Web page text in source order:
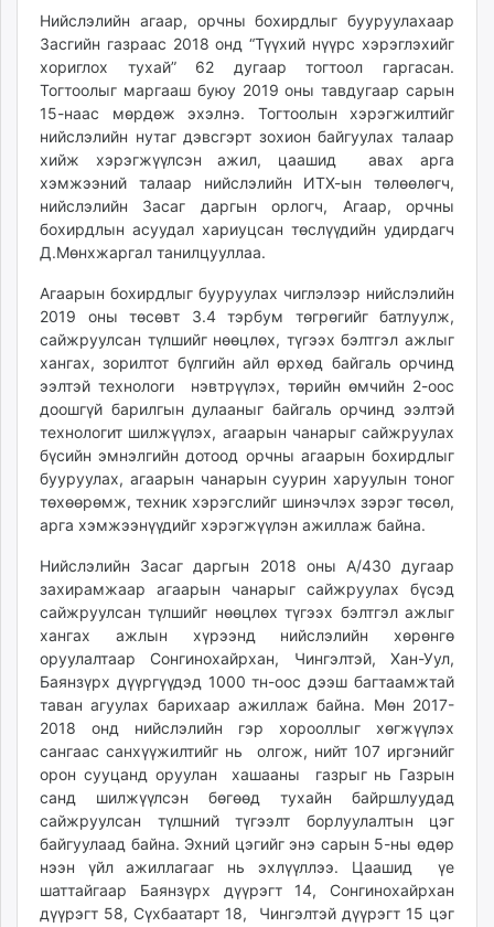
mglradio.com
fact.mn
itoim.mn
tumen.mn
shuum.mn
times.mn
tvmongolia.mn
mass.mn
unegui.mn
assa.mn
toim.mn
tac.mn
paparazzi.mn
unread.today
Нийслэлийн агаар, орчны бохирдлыг бууруулахаар
Засгийн газраас 2018 онд “Түүхий нүүрс хэрэглэхийг
хориглох тухай” 62 дугаар тогтоол гаргасан.
Тогтоолыг маргааш буюу 2019 оны тавдугаар сарын
15-наас мөрдөж эхэлнэ. Тогтоолын хэрэгжилтийг
нийслэлийн нутаг дэвсгэрт зохион байгуулах талаар
хийж хэрэгжүүлсэн ажил, цаашид авах арга
хэмжээний талаар нийслэлийн ИТХ-ын төлөөлөгч,
нийслэлийн Засаг даргын орлогч, Агаар, орчны
бохирдлын асуудал хариуцсан төслүүдийн удирдагч
Д.Мөнхжаргал танилцууллаа.
Агаарын бохирдлыг бууруулах чиглэлээр нийслэлийн
2019 оны төсөвт 3.4 тэрбум төгрөгийг батлуулж,
сайжруулсан түлшийг нөөцлөх, түгээх бэлтгэл ажлыг
хангах, зорилтот бүлгийн айл өрхөд байгаль орчинд
ээлтэй технологи нэвтрүүлэх, төрийн өмчийн 2-оос
доошгүй барилгын дулааныг байгаль орчинд ээлтэй
технологит шилжүүлэх, агаарын чанарыг сайжруулах
бүсийн эмнэлгийн дотоод орчны агаарын бохирдлыг
бууруулах, агаарын чанарын суурин харуулын тоног
төхөөрөмж, техник хэрэгслийг шинэчлэх зэрэг төсөл,
арга хэмжээнүүдийг хэрэгжүүлэн ажиллаж байна.
Нийслэлийн Засаг даргын 2018 оны А/430 дугаар
захирамжаар агаарын чанарыг сайжруулах бүсэд
сайжруулсан түлшийг нөөцлөх түгээх бэлтгэл ажлыг
хангах ажлын хүрээнд нийслэлийн хөрөнгө
оруулалтаар Сонгинохайрхан, Чингэлтэй, Хан-Уул,
Баянзүрх дүүргүүдэд 1000 тн-оос дээш багтаамжтай
таван агуулах барихаар ажиллаж байна. Мөн 2017-
2018 онд нийслэлийн гэр хорооллыг хөгжүүлэх
сангаас санхүүжилтийг нь олгож, нийт 107 иргэнийг
орон сууцанд оруулан хашааны газрыг нь Газрын
санд шилжүүлсэн бөгөөд тухайн байршлуудад
сайжруулсан түлшний түгээлт борлуулалтын цэг
байгуулаад байна. Эхний цэгийг энэ сарын 5-ны өдөр
нээн үйл ажиллагааг нь эхлүүллээ. Цаашид үе
шаттайгаар Баянзүрх дүүрэгт 14, Сонгинохайрхан
дүүрэгт 58, Сүхбаатарт 18, Чингэлтэй дүүрэгт 15 цэг